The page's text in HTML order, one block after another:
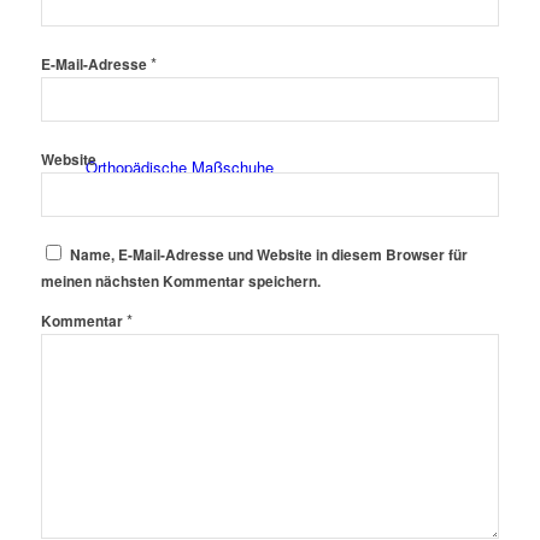
Orthopädische Maßschuhe
E-Mail-Adresse*
Website
Name, E-Mail-Adresse und Website in diesem Browser für
meinen nächsten Kommentar speichern.
Kommentar*